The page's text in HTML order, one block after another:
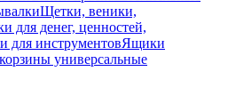
Щетки, веники,
для денег, ценностей,
для инструментовЯщики
универсальные